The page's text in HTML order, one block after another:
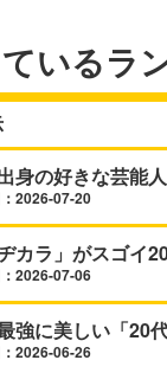
いるラ
身の好きな芸能
2026-07-20
ヂカラ」がスゴイ
2026-07-06
強に美しい「20
2026-06-26